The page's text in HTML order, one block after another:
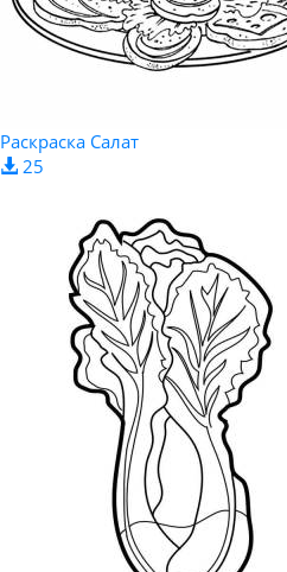
Раскраска Салат
25